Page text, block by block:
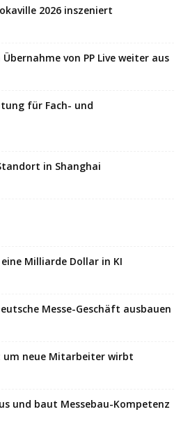
2026 inszeniert
von PP Live weiter aus
für Fach- und
in Shanghai
Milliarde Dollar in KI
Messe-Geschäft ausbauen
um neue Mitarbeiter wirbt
und baut Messebau-Kompetenz